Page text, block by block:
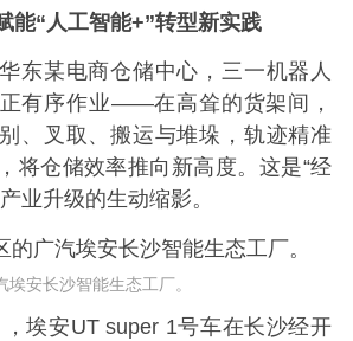
“人工智能+”转型新实践
某电商仓储中心，三一机器人
有序作业——在高耸的货架间，
、叉取、搬运与堆垛，轨迹精准
将仓储效率推向新高度。这是“经
业升级的生动缩影。
安长沙智能生态工厂。
安UT super 1号车在长沙经开